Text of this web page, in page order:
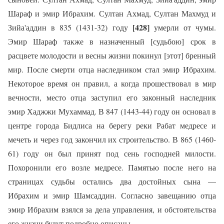
Шараф и эмир Ибрахим. Султан Ахмад, Султан Махмуд и
Зийа'аддин в 835 (1431-32) году [428] умерли от чумы.
Эмир Шараф также в назначенный [судьбою] срок в
расцвете молодости и весны жизни покинул [этот] бренный
мир. После смерти отца наследником стал эмир Ибрахим.
Некоторое время он правил, а когда прошествовал в мир
вечности, место отца заступил его законный наследник
эмир Хаджжи Мухаммад. В 847 (1443-44) году он основал в
центре города Бидлиса на берегу реки Рабат медресе и
мечеть и через год закончил их строительство. В 865 (1460-
61) году он был принят под сень господней милости.
Похоронили его возле медресе. Памятью после него на
страницах судьбы остались два достойных сына —
Ибрахим и эмир Шамсаддин. Согласно завещанию отца
эмир Ибрахим взялся за дела управления, и обстоятельства